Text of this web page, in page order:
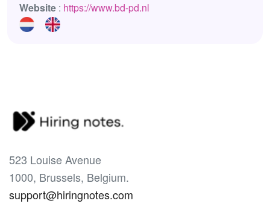
Website : https://www.bd-pd.nl
523 Louise Avenue
1000, Brussels, Belgium.
support@hiringnotes.com